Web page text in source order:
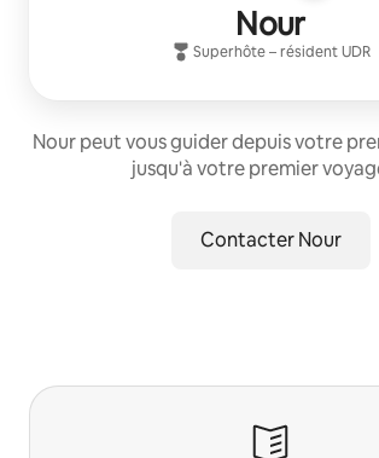
Nour
Superhôte– résidentUDR
Nour peut vous guider depuis votre
jusqu'à votre premier
Contacter Nour